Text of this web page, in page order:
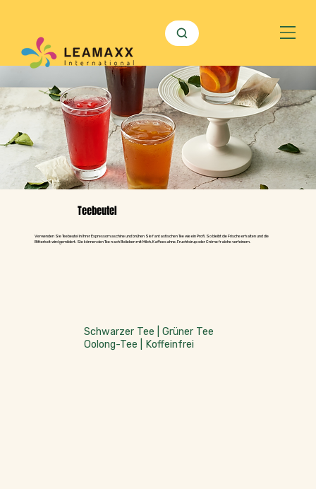
Teebeutel
Verwenden Sie Teebeutel in Ihrer Espressomaschine und brühen Sie fantastischen Tee wie ein Profi. So bleibt die Frische erhalten und die
Bitterkeit wird gemildert. Sie können den Tee nach Belieben mit Milch, Kaffeesahne, Fruchtsirup oder Crème fraîche verfeinern.
Schwarzer Tee | Grüner Tee
Oolong-Tee | Koffeinfrei